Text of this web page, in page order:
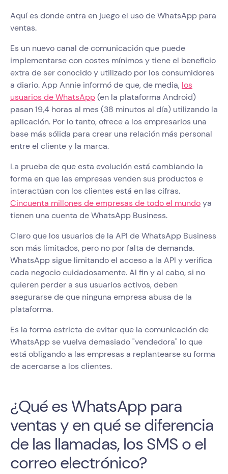
Aquí es donde entra en juego el uso de WhatsApp para
ventas.
Es un nuevo canal de comunicación que puede
implementarse con costes mínimos y tiene el beneficio
extra de ser conocido y utilizado por los consumidores
a diario. App Annie informó de que, de media, los
usuarios de WhatsApp(en la plataforma Android)
pasan 19,4 horas al mes (38 minutos al día) utilizando la
aplicación. Por lo tanto, ofrece a los empresarios una
base más sólida para crear una relación más personal
entre el cliente y la marca.
La prueba de que esta evolución está cambiando la
forma en que las empresas venden sus productos e
interactúan con los clientes está en las cifras.
Cincuenta millones de empresas de todo el mundoya
tienen una cuenta de WhatsApp Business.
Claro que los usuarios de la API de WhatsApp Business
son más limitados, pero no por falta de demanda.
WhatsApp sigue limitando el acceso a la API y verifica
cada negocio cuidadosamente. Al fin y al cabo, si no
quieren perder a sus usuarios activos, deben
asegurarse de que ninguna empresa abusa de la
plataforma.
Es la forma estricta de evitar que la comunicación de
WhatsApp se vuelva demasiado "vendedora" lo que
está obligando a las empresas a replantearse su forma
de acercarse a los clientes.
¿Qué es WhatsApp para
ventas y en qué se diferencia
de las llamadas, los SMS o el
correo electrónico?